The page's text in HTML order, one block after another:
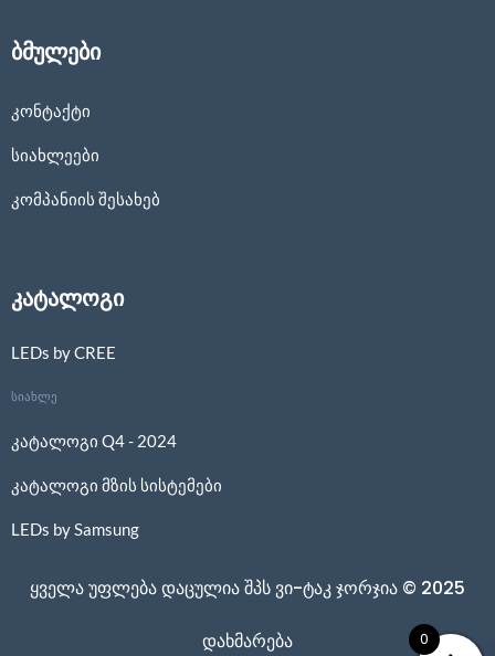
ბმულები
კონტაქტი
სიახლეები
კომპანიის შესახებ
კატალოგი
LEDs by CREE
სიახლე
კატალოგი Q4 - 2024
კატალოგი მზის სისტემები
LEDs by Samsung
ყველა უფლება დაცულია შპს ვი-ტაკ ჯორჯია © 2025
დახმარება 0